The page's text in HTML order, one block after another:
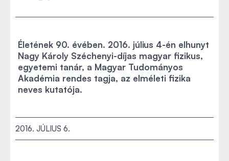
Életének 90. évében. 2016. július 4-én elhunyt
Nagy Károly Széchenyi-díjas magyar fizikus,
egyetemi tanár, a Magyar Tudományos
Akadémia rendes tagja, az elméleti fizika
neves kutatója.
2016. JÚLIUS 6.